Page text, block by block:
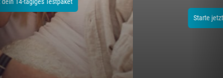
Starte jetzt dein 14-tägiges Testpaket